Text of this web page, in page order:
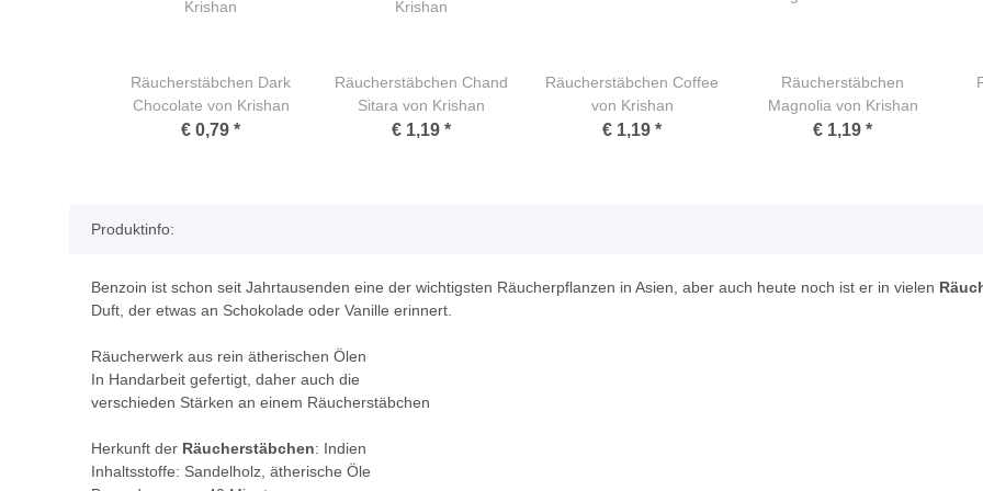
Produktinfo:
Benzoin ist schon seit Jahrtausenden eine der wichtigsten Räucherpflanzen in Asien, aber auch heute noch ist er in vielen
Duft, der etwas an Schokolade oder Vanille erinnert.
Räucherwerk aus rein ätherischen Ölen
In Handarbeit gefertigt, daher auch die
verschieden Stärken an einem Räucherstäbchen
Herkunft der Räucherstäbchen: Indien
Inhaltsstoffe: Sandelholz, ätherische Öle
Räucherstäbchen Dark
Chocolate von Krishan
€ 0,79 *
Räucherstäbchen Chand
Sitara von Krishan
€ 1,19 *
Räucherstäbchen Coffee
von Krishan
€ 1,19 *
Räucherstäbchen
Magnolia von Krishan
€ 1,19 *